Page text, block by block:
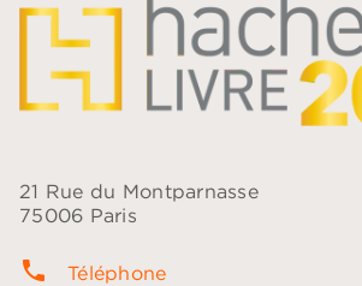
21 Rue du Montparnasse
75006 Paris
phone Téléphone